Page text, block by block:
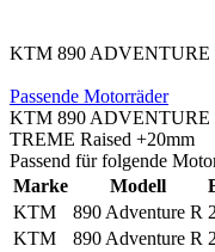
KTM 890 ADVENTURE
Passende Motorräder
KTM 890 ADVENTURE
TREME Raised +20mm
Passend für folgende
Marke
Modell
KTM
890 Adventure R
KTM
890 Adventure R